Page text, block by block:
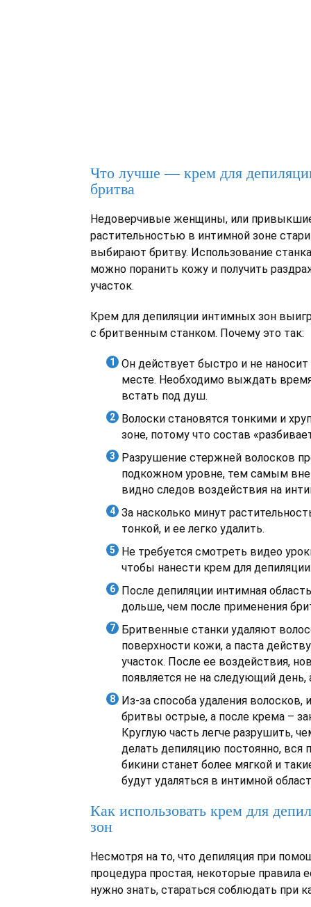
Что лучше ― крем для
бритва
Недоверчивые женщины, или
растительностью в интимной зоне
выбирают бритву. Использование
можно поранить кожу и получить
участок.
Крем для депиляции интимных зон
с бритвенным станком. Почему это так:
Он действует быстро и не
месте. Необходимо выждать
встать под душ.
Волоски становятся тонкими и
зоне, потому что состав
Разрушение стержней волосков
подкожном уровне, тем самым
видно следов воздействия на
За насколько минут
тонкой, и ее легко удалить.
Не требуется смотреть видео
чтобы нанести крем для
После депиляции интимная
дольше, чем после применения
Бритвенные станки удаляют
поверхности кожи, а паста
участок. После ее воздействия,
появляется не на следующий день,
Из-за способа удаления волосков,
бритвы острые, а после крема –
Круглую часть легче разрушить,
делать депиляцию постоянно, вся
бикини станет более мягкой и
будут удаляться в интимной
Как использовать крем для
зон
Несмотря на то, что депиляция при
процедура простая, некоторые правила
нужно знать, стараться соблюдать при